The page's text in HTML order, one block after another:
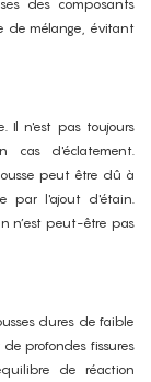
des composants
de mélange, évitant
Il n'est pas toujours
cas d'éclatement.
peut être dû à
par l'ajout d'étain.
n’est peut-être pas
dures de faible
profondes fissures
de réaction